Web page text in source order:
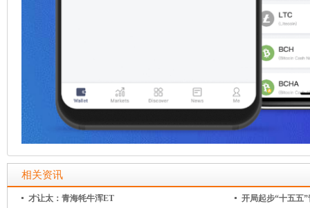
相关资讯
才让太：青海牦牛浑ET
开局起步“十五五”